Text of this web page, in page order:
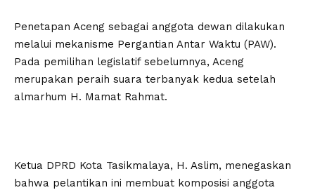
Penetapan Aceng sebagai anggota dewan dilakukan
melalui mekanisme Pergantian Antar Waktu (PAW).
Pada pemilihan legislatif sebelumnya, Aceng
merupakan peraih suara terbanyak kedua setelah
almarhum H. Mamat Rahmat.
Ketua DPRD Kota Tasikmalaya, H. Aslim, menegaskan
bahwa pelantikan ini membuat komposisi anggota